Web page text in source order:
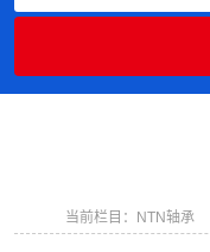
当前栏目：NTN轴承